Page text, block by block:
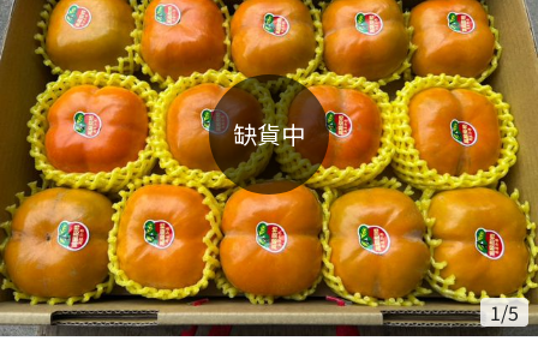
缺貨中
1/5